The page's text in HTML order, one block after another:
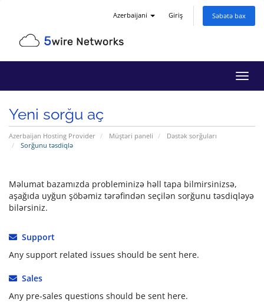
Azerbaijani Giriş Səbətə bax
keçid
Yeni sorğu aç
Azerbaijan Hosting Provider Müştəri paneli
Dəstək sorğuları
Sorğunu təsdiqlə
Məlumat bazamızda probleminizə həll tapa bilmirsinizsə,
aşağıda uyğun şöbəmiz tərəfindən seçilən sorğunu təsdiqləyə
bilərsiniz.
Support
Any support related issues should be sent here.
Sales
Any pre-sales questions should be sent here.